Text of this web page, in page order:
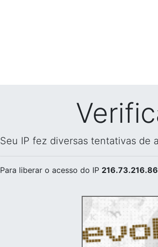
Seu IP fez diversas tentativas de
Para liberar o acesso do IP 216.73.216.86